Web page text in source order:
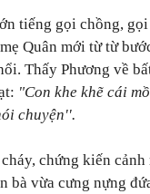
tiếng gọi chồng,
Quân mới từ từ
Thấy Phương về
"Con khe khẽ cái
chuyện''.
chứng kiến
bà vừa cưng nựng